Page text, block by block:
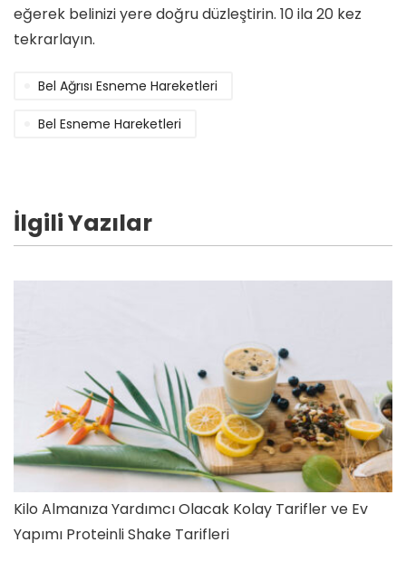
eğerek belinizi yere doğru düzleştirin. 10 ila 20 kez
tekrarlayın.
Bel Ağrısı Esneme Hareketleri
Bel Esneme Hareketleri
İlgili Yazılar
Kilo Almanıza Yardımcı Olacak Kolay Tarifler ve Ev
Yapımı Proteinli Shake Tarifleri